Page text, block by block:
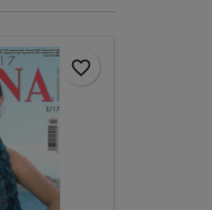
favorite_border